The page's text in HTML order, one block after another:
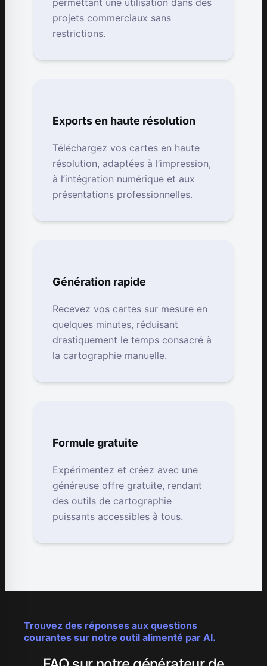
permettant une utilisation dans des
projets commerciaux sans
restrictions.
Exports en haute résolution
Téléchargez vos cartes en haute
résolution, adaptées à l’impression,
à l’intégration numérique et aux
présentations professionnelles.
Génération rapide
Recevez vos cartes sur mesure en
quelques minutes, réduisant
drastiquement le temps consacré à
la cartographie manuelle.
Formule gratuite
Expérimentez et créez avec une
généreuse offre gratuite, rendant
des outils de cartographie
puissants accessibles à tous.
Trouvez des réponses aux questions
courantes sur notre outil alimenté par AI.